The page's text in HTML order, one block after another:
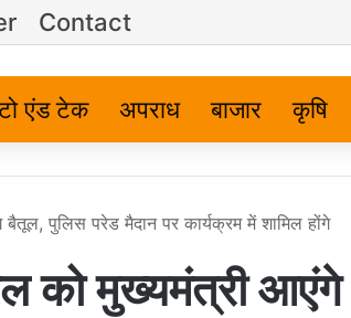
Contact
एंड टेक अपराध बाजार कृषि
पुलिस परेड मैदान पर कार्यक्रम में शामिल होंगे
को मुख्यमंत्री